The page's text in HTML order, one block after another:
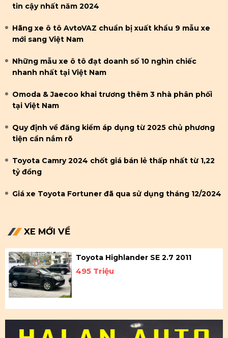
tin cậy nhất năm 2024
Hãng xe ô tô AvtoVAZ chuẩn bị xuất khẩu 9 mẫu xe
mới sang Việt Nam
Những mẫu xe ô tô đạt doanh số 10 nghìn chiếc
nhanh nhất tại Việt Nam
Omoda & Jaecoo khai trương thêm 3 nhà phân phối
tại Việt Nam
Quy định về đăng kiểm áp dụng từ 2025 chủ phương
tiện cần nắm rõ
Toyota Camry 2024 chốt giá bán lẻ thấp nhất từ 1,22
tỷ đồng
Giá xe Toyota Fortuner đã qua sử dụng tháng 12/2024
XE MỚI VỀ
Toyota Highlander SE 2.7 2011
495 Triệu